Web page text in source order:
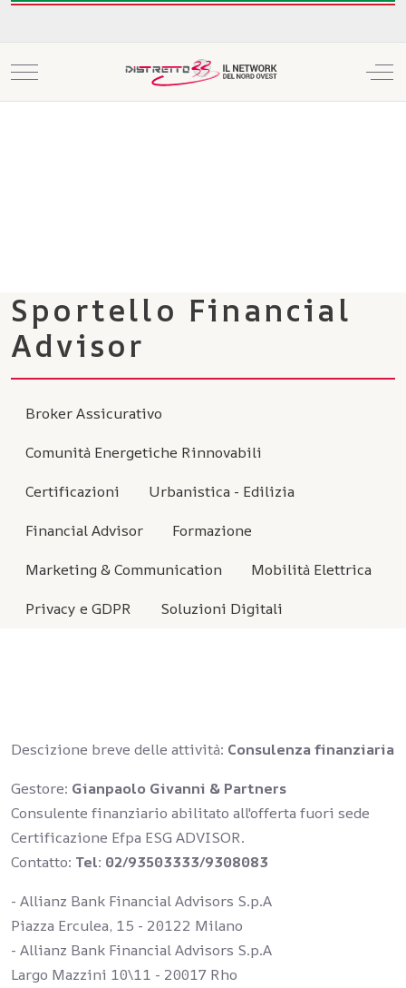
Mobile Menu Toggle
Sportello Financial
Advisor
Broker Assicurativo
Comunità Energetiche Rinnovabili
Certificazioni
Urbanistica - Edilizia
Financial Advisor
Formazione
Marketing & Communication
Mobilità Elettrica
Privacy e GDPR
Soluzioni Digitali
Descizione breve delle attività: Consulenza finanziaria
Gestore: Gianpaolo Givanni & Partners
Consulente finanziario abilitato all'offerta fuori sede
Certificazione Efpa ESG ADVISOR.
Contatto: Tel: 02/93503333/9308083
- Allianz Bank Financial Advisors S.p.A
Piazza Erculea, 15 - 20122 Milano
- Allianz Bank Financial Advisors S.p.A
Largo Mazzini 10\11 - 20017 Rho